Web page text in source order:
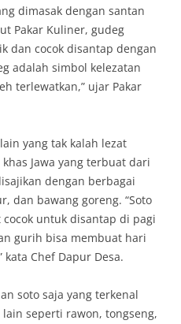
dimasak dengan santan
Pakar Kuliner, gudeg
dan cocok disantap dengan
adalah simbol kelezatan
terlewatkan,” ujar Pakar
yang tak kalah lezat
Jawa yang terbuat dari
dengan berbagai
dan bawang goreng. “Soto
untuk disantap di pagi
gurih bisa membuat hari
Chef Dapur Desa.
soto saja yang terkenal
lain seperti rawon, tongseng,